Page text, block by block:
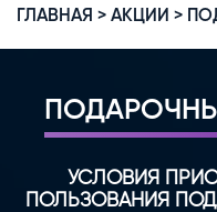
ГЛАВНАЯ > АКЦИИ >
УСЛОВИЯ
ПОЛЬЗОВАНИЯ